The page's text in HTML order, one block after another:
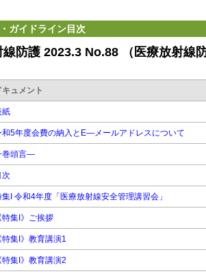
ガイドライン目次
線防護 2023.3 No.88 （医療放射線
キュメント
紙
和5年度会費の納入とE―メールアドレスについて
巻頭言―
次
集I 令和4年度「医療放射線安全管理講習会」
特集I》ご挨拶
特集I》教育講演1
特集I》教育講演2